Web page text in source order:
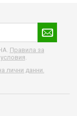
Правила за
.
лични данни.